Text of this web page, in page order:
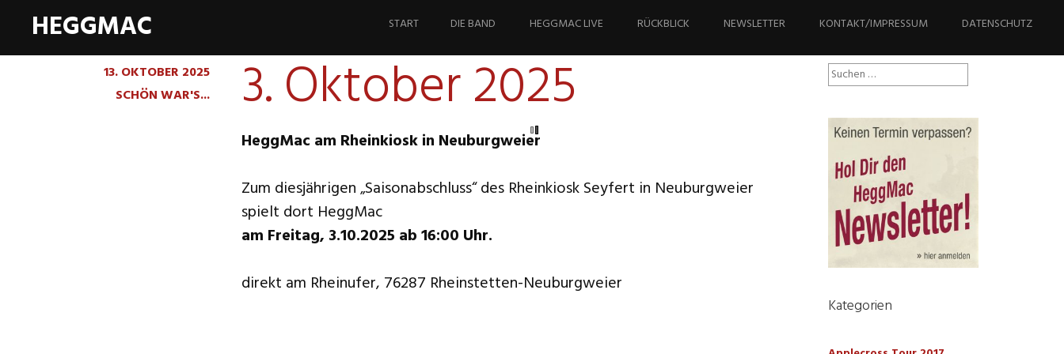
HEGGMAC
zum
START DIE BAND HEGGMAC LIVE RÜCKBLICK NEWSLETTER KONTAKT/IMPRESSUM DATENSCHUTZ
13. OKTOBER 2025
SCHÖN WAR'S...
3. Oktober 2025
HeggMac am Rheinkiosk in Neuburgweier
Zum diesjährigen „Saisonabschluss“ des Rheinkiosk Seyfert in Neuburgweier
spielt dort HeggMac
am Freitag, 3.10.2025 ab 16:00 Uhr.
direkt am Rheinufer, 76287 Rheinstetten-Neuburgweier
Suchen
nach:
Kategorien